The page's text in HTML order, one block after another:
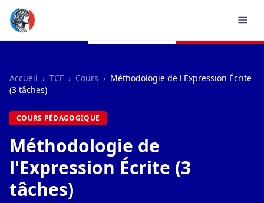
Accueil › TCF › Cours › Méthodologie de l'Expression Écrite
(3 tâches)
COURS PÉDAGOGIQUE
Méthodologie de
l'Expression Écrite (3
tâches)